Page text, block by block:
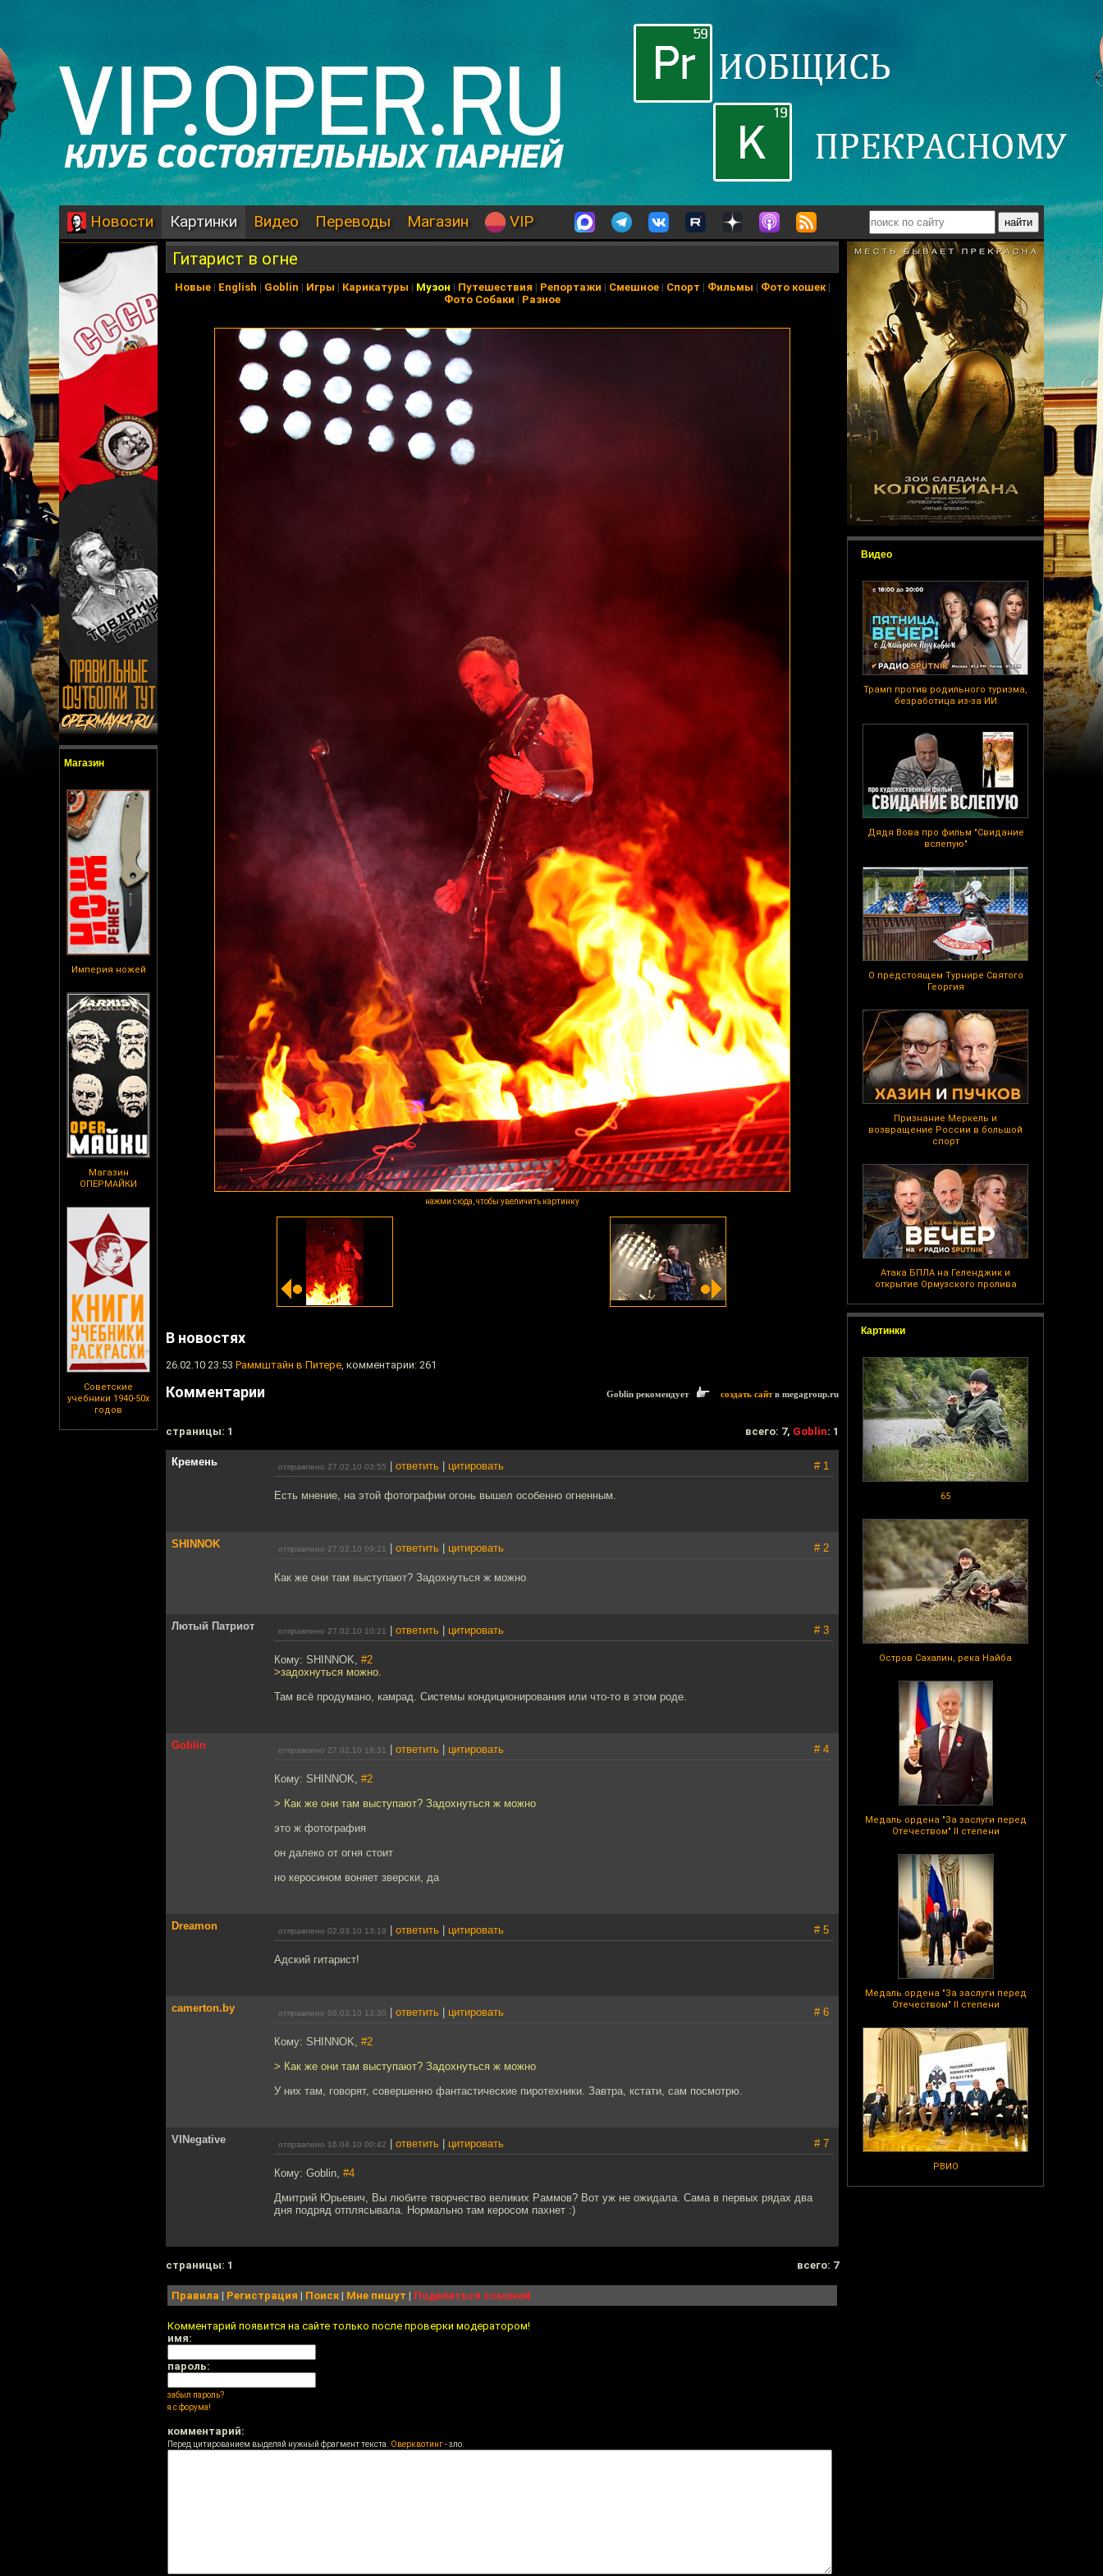
Новости Картинки Видео Переводы Магазин VIP
Магазин
Империя ножей
Магазин
ОПЕРМАЙКИ
Советские
учебники 1940-50х
годов
Видео
Трамп против родильного туризма,
безработица из-за ИИ
Дядя Вова про фильм "Свидание
вслепую"
О предстоящем Турнире Святого
Георгия
Признание Меркель и
возвращение России в большой
спорт
Атака БПЛА на Геленджик и
открытие Ормузского пролива
Картинки
65
Остров Сахалин, река Найба
Медаль ордена "За заслуги перед
Отечеством" II степени
Медаль ордена "За заслуги перед
Отечеством" II степени
РВИО
Гитарист в огне
Новые| English | Goblin | Игры | Карикатуры | Музон | Путешествия | Репортажи | Смешное| Спорт | Фильмы | Фото кошек|
Фото Собаки | Разное
нажми сюда, чтобы увеличить картинку
В новостях
26.02.10 23:53 Раммштайн в Питере, комментарии: 261
Комментарии Goblin рекомендует создать сайтв megagroup.ru
cтраницы: 1 всего: 7, Goblin: 1
Кремень отправлено 27.02.10 03:55 ответить цитировать # 1
Есть мнение, на этой фотографии огонь вышел особенно огненным.
SHINNOK отправлено 27.02.10 09:21 ответить цитировать # 2
Как же они там выступают? Задохнуться ж можно
Лютый Патриот отправлено 27.02.10 10:21 ответить цитировать # 3
Кому: SHINNOK, #2
>задохнуться можно.
Там всё продумано, камрад. Системы кондиционирования или что-то в этом роде.
Goblin отправлено 27.02.10 16:31 ответить цитировать # 4
Кому: SHINNOK, #2
> Как же они там выступают? Задохнуться ж можно
это ж фотография
он далеко от огня стоит
но керосином воняет зверски, да
Dreamon отправлено 02.03.10 13:19 ответить цитировать # 5
Адский гитарист!
camerton.by отправлено 06.03.10 13:30 ответить цитировать # 6
Кому: SHINNOK, #2
> Как же они там выступают? Задохнуться ж можно
У них там, говорят, совершенно фантастические пиротехники. Завтра, кстати, сам посмотрю.
VINegative отправлено 16.04.10 00:42 ответить цитировать # 7
Кому: Goblin, #4
Дмитрий Юрьевич, Вы любите творчество великих Раммов? Вот уж не ожидала. Сама в первых рядах два
дня подряд отплясывала. Нормально там керосом пахнет :)
cтраницы: 1 всего: 7
Правила | Регистрация | Поиск| Мне пишут | Поделиться ссылкой
Комментарий появится на сайте только после проверки модератором!
имя:
пароль:
забыл пароль?
я с форума!
комментарий:
Перед цитированием выделяй нужный фрагмент текста. Оверквотинг- зло.